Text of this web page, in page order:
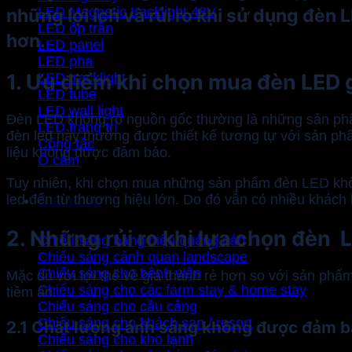
LED Magnetic tracklight 48V
LED ốp trần
LED panel
LED pha
LED tracklight
LED tube
LED wall light
LED trang trí
Công tắc
Ổ cắm
Giải pháp
Chiếu sáng bảng hiệu quảng cáo
Chiếu sáng cảnh quan landscape
Chiếu sáng cho bệnh viện
Chiếu sáng cho các farm stay & home stay
Chiếu sáng cho cầu cảng
Chiếu sáng cho khách sạn / resort
Chiếu sáng cho kho lạnh
những lợi ích và rủi ro khi sử dụng đèn
hơn.
1. Ưu điểm khi chọn mua đèn
Đèn LED không rõ nguồn gốc thường là những sản
đèn led này thường được thiết kế tương tự với sản
liệu không được đảm bảo.
Tuy nhiên, khi chọn mua những sản phẩm đèn LED
led đến từ thương hiệu lớn. Do đó vẫn có nhiều
2. Những rủi ro khi lựa chọn đèn
Mặc dù với lợi thế về giá thành rẻ hơn so với sản
tiềm ẩn.
2.1 Chất lượng ánh sáng không được đảm